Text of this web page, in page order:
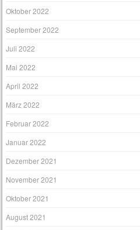
Oktober 2022
September 2022
Juli 2022
Mai 2022
April 2022
März 2022
Februar 2022
Januar 2022
Dezember 2021
November 2021
Oktober 2021
August 2021